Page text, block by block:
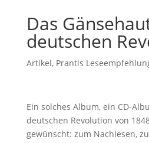
Das
deutschen
Artikel, Prantls
Ein solches Album, ein CD-
deutschen Revolution von
gewünscht: zum Nachlesen,